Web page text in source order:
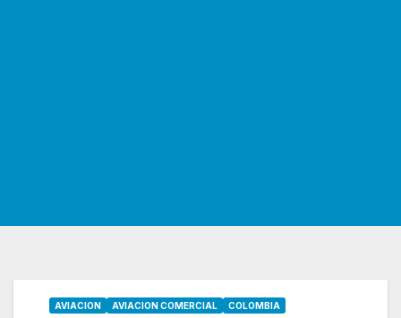
AVIACION AVIACION COMERCIAL COLOMBIA